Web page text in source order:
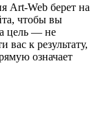
Art-Web берет на
чтобы вы
цель — не
вас к результату,
означает